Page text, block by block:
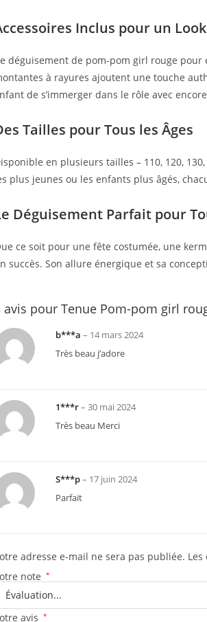
Inclus pour un
déguisement de pom-pom girl rouge pour
à rayures ajoutent une touche
de s’immerger dans le rôle avec
Tailles pour Tous les Âges
en plusieurs tailles – 110, 120,
plus jeunes ou les enfants plus âgés,
Déguisement Parfait pour
ce soit pour une fête costumée, une
succès. Son allure énergique et sa
avis pour Tenue Pom-pom girl
b***a – 14 mars 2024
Très beau j’adore
1***r– 30 mai 2024
Très beau Merci
S***p– 17 juin 2024
Parfait
adresse e-mail ne sera pas publiée.
note *
avis *